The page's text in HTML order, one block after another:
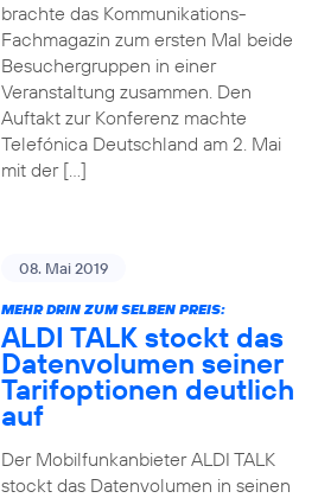
brachte das Kommunikations-
Fachmagazin zum ersten Mal beide
Besuchergruppen in einer
Veranstaltung zusammen. Den
Auftakt zur Konferenz machte
Telefónica Deutschland am 2. Mai
mit der […]
08. Mai 2019
MEHR DRIN ZUM SELBEN PREIS:
ALDI TALK stockt das
Datenvolumen seiner
Tarifoptionen deutlich
auf
Der Mobilfunkanbieter ALDI TALK
stockt das Datenvolumen in seinen